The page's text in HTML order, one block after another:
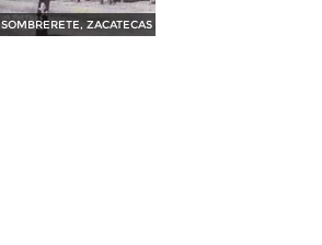
SOMBRERETE, ZACATECAS